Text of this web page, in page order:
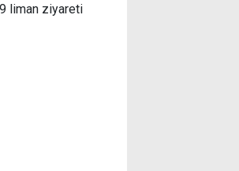
liman ziyareti